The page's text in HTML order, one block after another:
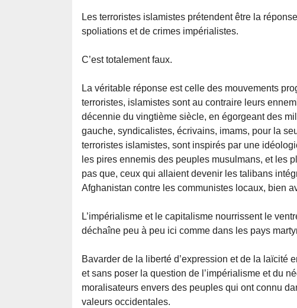
Les terroristes islamistes prétendent être la
spoliations et de crimes impérialistes.
C’est totalement faux.
La véritable réponse est celle des mouvements
terroristes, islamistes sont au contraire leurs
décennie du vingtième siècle, en égorgeant des
gauche, syndicalistes, écrivains, imams, pour la
terroristes islamistes, sont inspirés par une
les pires ennemis des peuples musulmans, et les
pas que, ceux qui allaient devenir les talibans
Afghanistan contre les communistes locaux, bien
L’impérialisme et le capitalisme nourrissent le
déchaîne peu à peu ici comme dans les pays
Bavarder de la liberté d’expression et de la laïcité
et sans poser la question de l’impérialisme et du
moralisateurs envers des peuples qui ont connu
valeurs occidentales.